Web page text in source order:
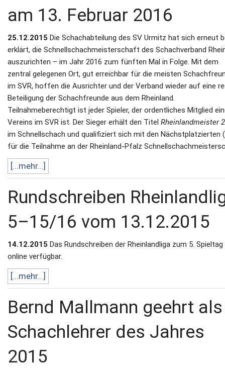
am 13. Februar 2016
25.12.2015 Die Schachabteilung des SV Urmitz hat sich erneut
erklärt, die Schnellschachmeisterschaft des Schachverband
auszurichten – im Jahr 2016 zum fünften Mal in Folge. Mit dem
zentral gelegenen Ort, gut erreichbar für die meisten
im SVR, hoffen die Ausrichter und der Verband wieder auf eine
Beteiligung der Schachfreunde aus dem Rheinland.
Teilnahmeberechtigt ist jeder Spieler, der ordentliches Mitglied
Vereins im SVR ist. Der Sieger erhält den Titel Rheinlandmeister
im Schnellschach und qualifiziert sich mit den Nächstplatzierten
für die Teilnahme an der Rheinland-Pfalz
[...mehr...]
Rundschreiben
5–15/16 vom 13.12.2015
14.12.2015 Das Rundschreiben der Rheinlandliga zum 5.
online verfügbar.
[...mehr...]
Bernd Mallmann geehrt als
Schachlehrer des Jahres
2015